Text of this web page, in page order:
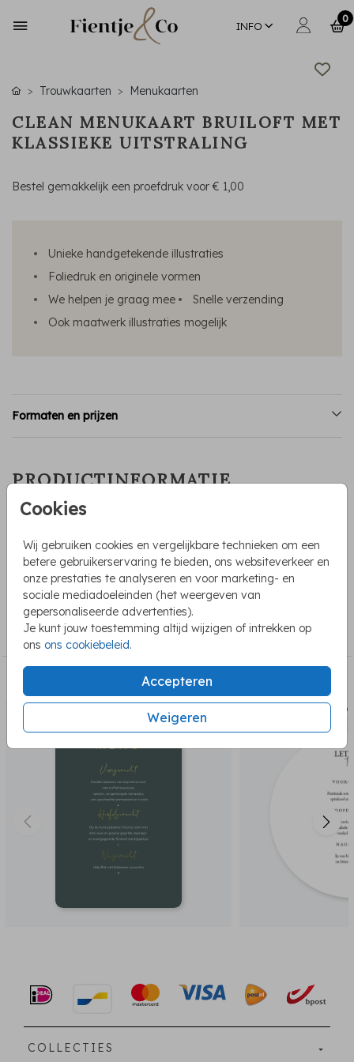
INFO
0
Cookies
Wij gebruiken cookies en vergelijkbare technieken om een
betere gebruikerservaring te bieden, ons websiteverkeer en
onze prestaties te analyseren en voor marketing- en
sociale mediadoeleinden (het weergeven van
gepersonaliseerde advertenties).
Je kunt jouw toestemming altijd wijzigen of intrekken op
ons ons cookiebeleid.
Accepteren
Weigeren
Trouwkaarten Menukaarten
CLEAN MENUKAART BRUILOFT MET
KLASSIEKE UITSTRALING
Bestel gemakkelijk een proefdruk voor€ 1,00
Unieke handgetekende illustraties
Foliedruk en originele vormen
We helpen je graag mee
Snelle verzending
Ook maatwerk illustraties mogelijk
Formaten en prijzen
PRODUCTINFORMATIE
OMSCHRIJVING
Mooie eenvoudige menukaart voor een bruiloft. Deze kaart
voor jullie bruiloft diner is clean met een witte achtergrond
en zwarte letters.
COLLECTIE
Menukaarten
COLLECTIES